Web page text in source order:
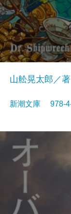
山舩晃太郎／著
新潮文庫 978-